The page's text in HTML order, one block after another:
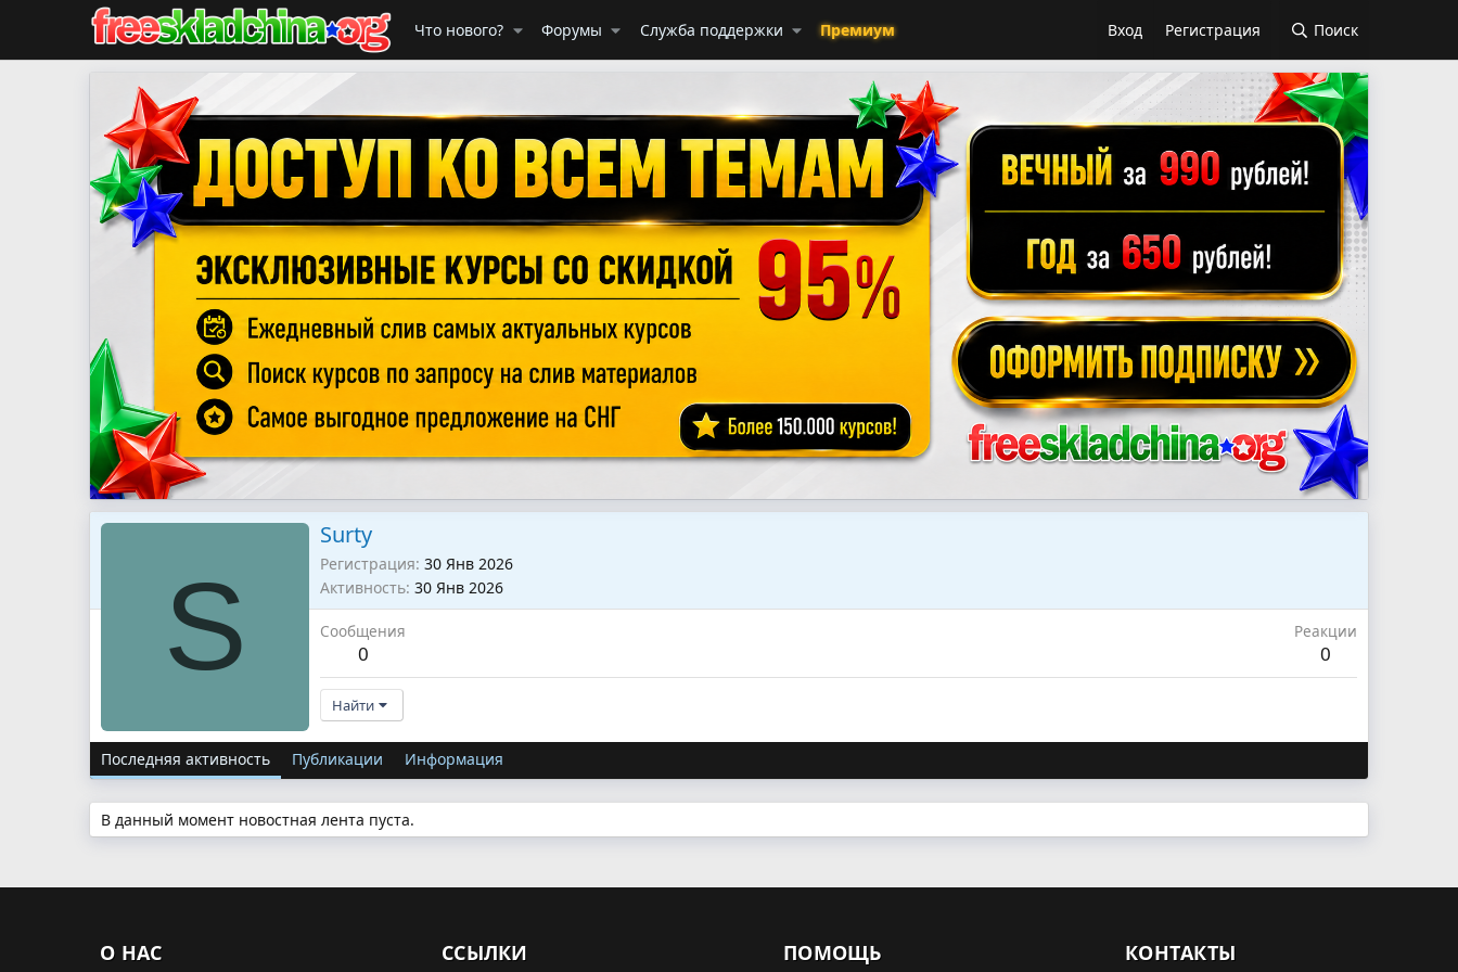
Что нового? Форумы Служба поддержки Премиум Вход Регистрация Поиск
S
Surty
Регистрация 30 Янв 2026
Активность 30 Янв 2026
Сообщения
0
Реакции
0
Найти
Последняя активность Публикации Информация
В данный момент новостная лента пуста.
О НАС ССЫЛКИ ПОМОЩЬ КОНТАКТЫ